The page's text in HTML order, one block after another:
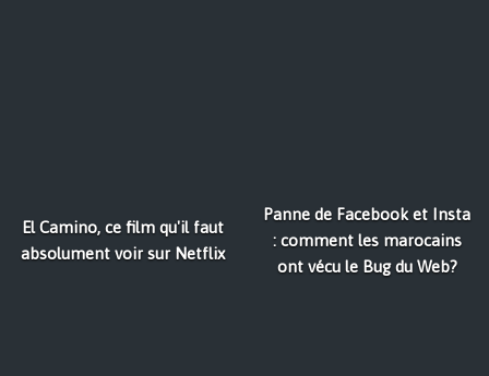
El Camino, ce film qu'il faut
absolument voir sur Netflix
Panne de Facebook et Insta
: comment les marocains
ont vécu le Bug du Web?